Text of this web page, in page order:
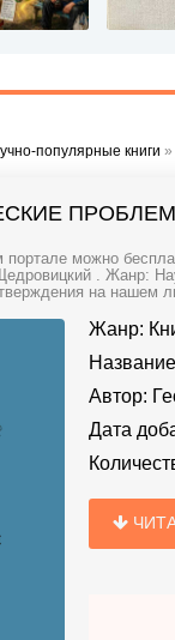
популярные книги »
можно
. Жанр:
на нашем
Жанр:
Автор:
Дата